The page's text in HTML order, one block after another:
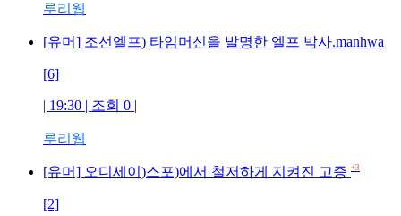
루리웹
[유머] 조선엘프) 타임머신을 발명한 엘프 박사.manhwa
[6]
| 19:30 | 조회 0 |
루리웹
[유머] 오디세이)스포)에서 철저하게 지켜진 고증 +3
[2]